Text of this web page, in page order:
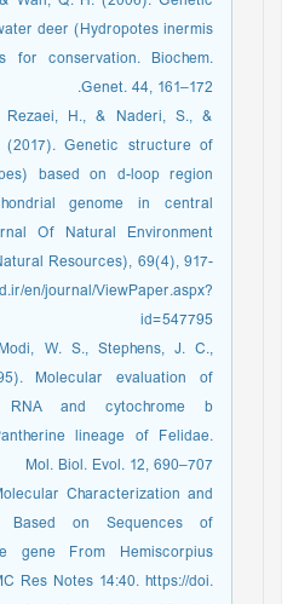
deer (Hydropotes inermis
for conservation. Biochem.
Genet. 44, 161–172.
Rezaei, H., & Naderi, S., &
(2017). Genetic structure of
based on d-loop region
genome in central
Of Natural Environment
Resources), 69(4), 917-
en/journal/ViewPaper.aspx?
id=547795
W. S., Stephens, J. C.,
Molecular evaluation of
RNA and cytochrome b
lineage of Felidae.
Mol. Biol. Evol. 12, 690–707
Characterization and
Based on Sequences of
gene From Hemiscorpius
Res Notes 14:40. https://doi.